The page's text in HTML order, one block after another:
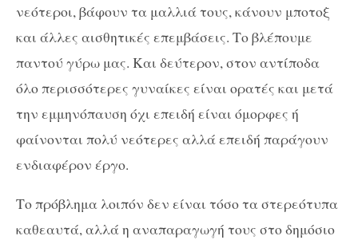
νεότεροι, βάφουν τα μαλλιά τους, κάνουν μποτοξ
και άλλες αισθητικές επεμβάσεις. Το βλέπουμε
παντού γύρω μας. Και δεύτερον, στον αντίποδα
όλο περισσότερες γυναίκες είναι ορατές και μετά
την εμμηνόπαυση όχι επειδή είναι όμορφες ή
φαίνονται πολύ νεότερες αλλά επειδή παράγουν
ενδιαφέρον έργο.
Το πρόβλημα λοιπόν δεν είναι τόσο τα στερεότυπα
καθεαυτά, αλλά η αναπαραγωγή τους στο δημόσιο